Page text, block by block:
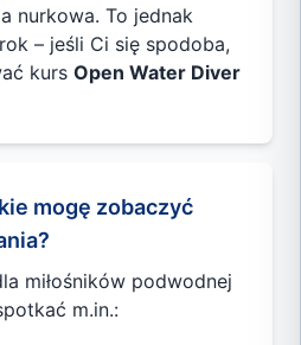
nurkowa. To jednak
– jeśli Ci się spodoba,
kurs Open Water Diver
mogę zobaczyć
miłośników podwodnej
m.in.: